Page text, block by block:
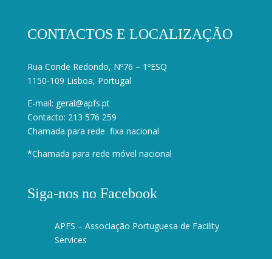
CONTACTOS E LOCALIZAÇÃO
Rua Conde Redondo, Nº76 – 1ºESQ
1150-109 Lisboa, Portugal
E-mail: geral@apfs.pt
Contacto: 213 576 259
Chamada para rede fixa nacional
*Chamada para rede móvel nacional
Siga-nos no Facebook
APFS – Associação Portuguesa de Facility
Services